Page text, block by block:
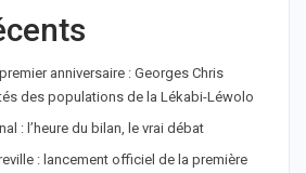
anniversaire : Georges Chris
des populations de la Lékabi-Léwolo
: l’heure du bilan, le vrai débat
: lancement officiel de la première